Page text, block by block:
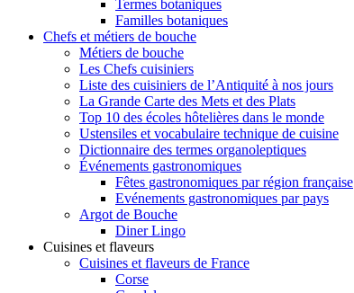
Termes botaniques
Familles botaniques
Chefs et métiers de bouche
Métiers de bouche
Les Chefs cuisiniers
Liste des cuisiniers de l’Antiquité à nos jours
La Grande Carte des Mets et des Plats
Top 10 des écoles hôtelières dans le monde
Ustensiles et vocabulaire technique de cuisine
Dictionnaire des termes organoleptiques
Événements gastronomiques
Fêtes gastronomiques par région française
Evénements gastronomiques par pays
Argot de Bouche
Diner Lingo
Cuisines et flaveurs
Cuisines et flaveurs de France
Corse